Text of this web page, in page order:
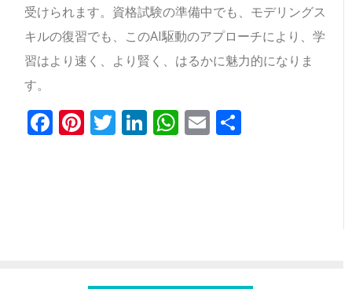
受けられます。資格試験の準備中でも、モデリングス
キルの復習でも、このAI駆動のアプローチにより、学
習はより速く、より賢く、はるかに魅力的になりま
す。
Facebook
Pinterest
Twitter
LinkedIn
WhatsApp
Email